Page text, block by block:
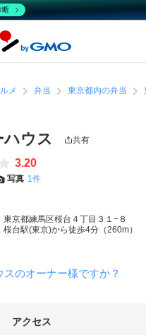
メ 弁当 東京都内の弁当
ハウス 共有
3.20
写真 1件
東京都練馬区桜台４丁目３１−８
桜台駅(東京)から徒歩4分（260m）
スのオーナー様ですか？
アクセス
断